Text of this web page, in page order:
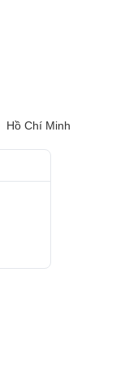
Hồ Chí Minh